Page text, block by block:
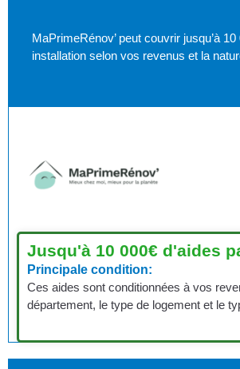
Jusqu'à 10 000€ d'aides
Principale condition:
Ces aides sont conditionnées à vos
département, le type de logement et le
MaPrimeRénov’ peut couvrir jusqu’à
installation selon vos revenus et la